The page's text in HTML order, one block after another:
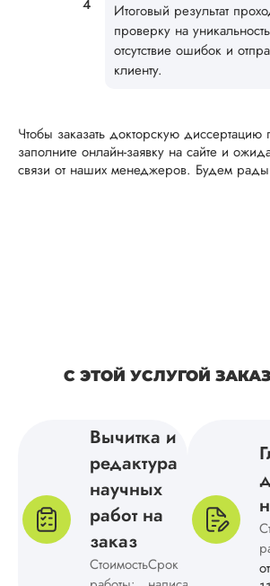
Итоговый результат
проверку на
отсутствие ошибок и
клиенту.
Чтобы заказать докторскую диссертацию
заполните онлайн-заявку на сайте и
связи от наших менеджеров. Будем
С ЭТОЙ УСЛУГОЙ
Вычитка и
редактура
научных
работ на
заказ
СтоимостьСрок
от